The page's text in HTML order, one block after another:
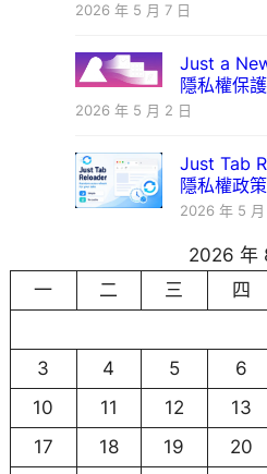
2026 年 5 月 7 日
Just a
隱私權保
2026 年 5 月 2 日
Just Tab
隱私權政策
2026 年 5 月
2026 年
一
二 三 四
3
4 5 6
10
11 12 13
17
18 19 20